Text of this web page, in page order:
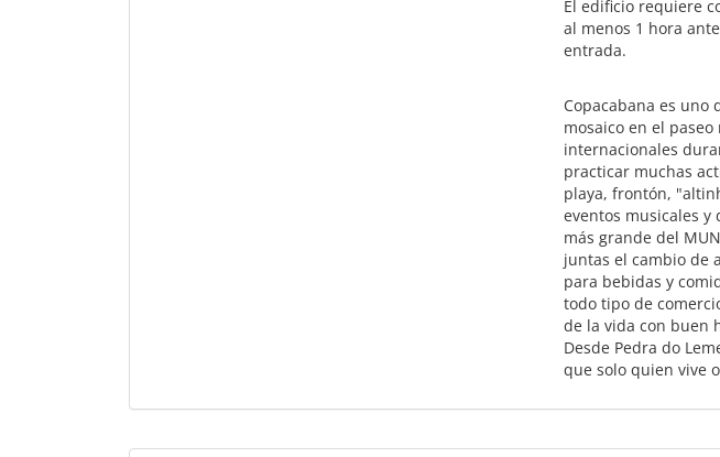
El edificio requiere
al menos 1 hora
entrada.
Copacabana es uno
mosaico en el
internacionales
practicar muchas
playa, frontón,
eventos musicales y
más grande del
juntas el cambio de
para bebidas y
todo tipo de
de la vida con buen
Desde Pedra do
que solo quien vive